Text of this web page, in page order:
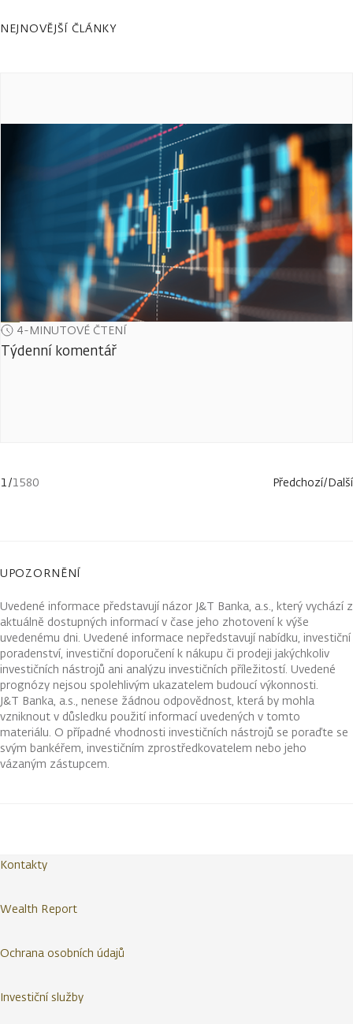
NEJNOVĚJŠÍ ČLÁNKY
4-MINUTOVÉ ČTENÍ
Týdenní komentář
1/1580 Předchozí/Další
UPOZORNĚNÍ
Uvedené informace představují názor J&T Banka, a.s., který vychází z
aktuálně dostupných informací v čase jeho zhotovení k výše
uvedenému dni. Uvedené informace nepředstavují nabídku, investiční
poradenství, investiční doporučení k nákupu či prodeji jakýchkoliv
investičních nástrojů ani analýzu investičních příležitostí. Uvedené
prognózy nejsou spolehlivým ukazatelem budoucí výkonnosti.
J&T Banka, a.s., nenese žádnou odpovědnost, která by mohla
vzniknout v důsledku použití informací uvedených v tomto
materiálu. O případné vhodnosti investičních nástrojů se poraďte se
svým bankéřem, investičním zprostředkovatelem nebo jeho
vázaným zástupcem.
Kontakty
Wealth Report
Ochrana osobních údajů
Investiční služby